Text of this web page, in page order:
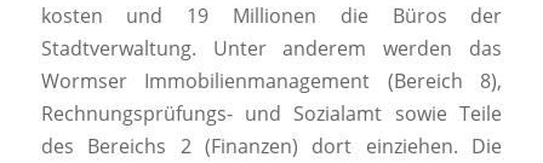
kosten und 19 Millionen die Büros der
Stadtverwaltung. Unter anderem werden das
Wormser Immobilienmanagement (Bereich 8),
Rechnungsprüfungs- und Sozialamt sowie Teile
des Bereichs 2 (Finanzen) dort einziehen. Die